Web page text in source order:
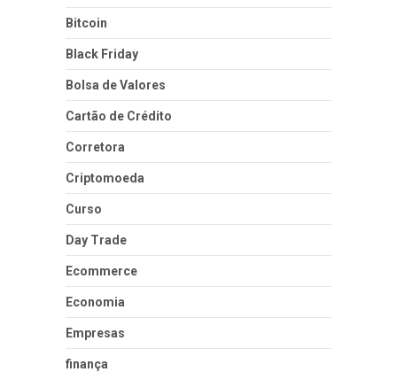
Bitcoin
Black Friday
Bolsa de Valores
Cartão de Crédito
Corretora
Criptomoeda
Curso
Day Trade
Ecommerce
Economia
Empresas
finança